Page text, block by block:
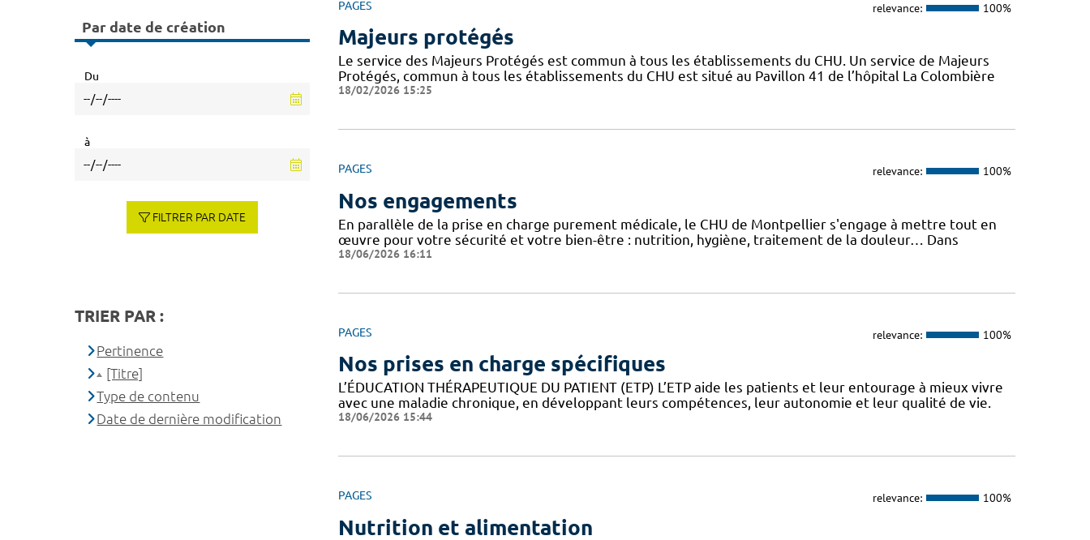
PAGES relevance: 100%
Majeurs protégés
Le service des Majeurs Protégés est commun à tous les établissements du CHU. Un service de Majeurs
Protégés, commun à tous les établissements du CHU est situé au Pavillon 41 de l’hôpital La Colombière
18/02/2026 15:25
PAGES relevance: 100%
Nos engagements
En parallèle de la prise en charge purement médicale, le CHU de Montpellier s'engage à mettre tout en
œuvre pour votre sécurité et votre bien-être : nutrition, hygiène, traitement de la douleur… Dans
18/06/2026 16:11
PAGES relevance: 100%
Nos prises en charge spécifiques
L’ÉDUCATION THÉRAPEUTIQUE DU PATIENT (ETP) L’ETP aide les patients et leur entourage à mieux vivre
avec une maladie chronique, en développant leurs compétences, leur autonomie et leur qualité de vie.
18/06/2026 15:44
PAGES relevance: 100%
Nutrition et alimentation
Par date de création
Du
à
FILTRER PAR DATE
TRIER PAR :
Pertinence
[Titre]
Type de contenu
Date de dernière modification